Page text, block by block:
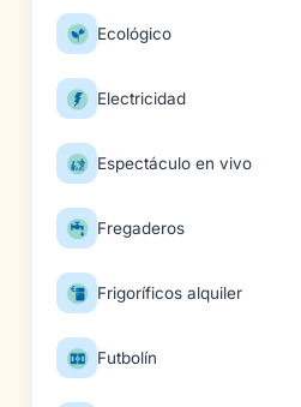
Ecológico
Electricidad
Espectáculo en vivo
Fregaderos
Frigoríficos alquiler
Futbolín